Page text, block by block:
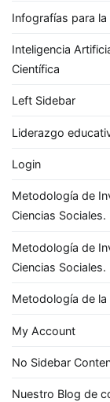
Infografías para
Inteligencia
Científica
Left Sidebar
Liderazgo
Login
Metodología de
Ciencias Sociales.
Metodología de
Ciencias Sociales.
Metodología de la
My Account
No Sidebar
Nuestro Blog de